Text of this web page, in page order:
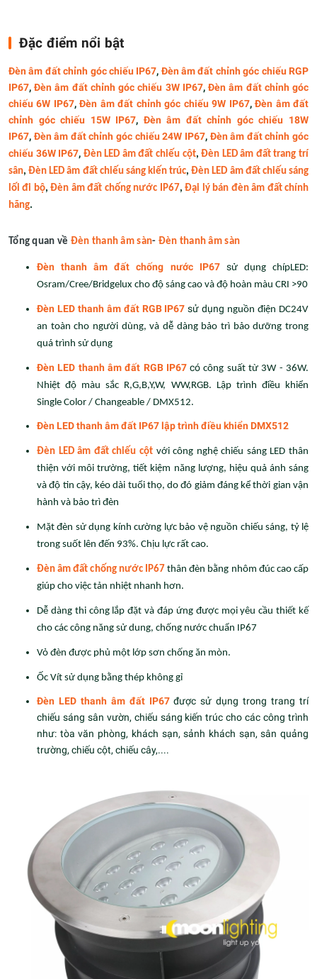
Đặc điểm nổi bật
Đèn âm đất chỉnh góc chiếu IP67, Đèn âm đất chỉnh góc chiếu RGP
IP67,Đèn âm đất chỉnh góc chiếu 3W IP67,Đèn âm đất chỉnh góc
chiếu 6W IP67,Đèn âm đất chỉnh góc chiếu 9W IP67,Đèn âm đất
chỉnh góc chiếu 15W IP67, Đèn âm đất chỉnh góc chiếu 18W
IP67, Đèn âm đất chỉnh góc chiếu 24W IP67, Đèn âm đất chỉnh góc
chiếu 36W IP67, Đèn LED âm đất chiếu cột,Đèn LED âm đất trang trí
sân,Đèn LED âm đất chiếu sáng kiến trúc,Đèn LED âm đất chiếu sáng
lối đi bộ,Đèn âm đất chống nước IP67,Đại lý bán đèn âm đất chính
hãng.
Tổng quan về Đèn thanh âm sàn- Đèn thanh âm sàn
Đèn thanh âm đất chống nước IP67 sử dụng chípLED:
Osram/Cree/Bridgelux cho độ sáng cao và độ hoàn màu CRI >90
Đèn LED thanh âm đất RGB IP67 sử dụng nguồn điện DC24V
an toàn cho người dùng, và dễ dàng bảo trì bảo dưỡng trong
quá trình sử dụng
Đèn LED thanh âm đất RGB IP67cócông suất từ 3W - 36W.
Nhiệt độ màu sắc R,G,B,Y,W, WW,RGB. Lập trình điều khiển
Single Color / Changeable / DMX512.
Đèn LED thanh âm đất IP67 lập trình điều khiển DMX512
Đèn LED âm đất chiếu cộtvới công nghệ chiếu sáng LED thân
thiện với môi trường, tiết kiệm năng lượng, hiệu quả ánh sáng
và độ tin cậy, kéo dài tuổi thọ, do đó giảm đáng kể thời gian vận
hành và bảo trì đèn
Mặt đèn sử dụng kính cường lực bảo vệ nguồn chiếu sáng, tỷ lệ
trong suốt lên đến 93%. Chịu lực rất cao.
Đèn âm đất chống nước IP67 thân đèn bằng nhôm đúc cao cấp
giúp cho việc tản nhiệt nhanh hơn.
Dễ dàng thi công lắp đặt và đáp ứng được mọi yêu cầu thiết kế
cho các công năng sử dung, chống nước chuẩn IP67
Vỏ đèn được phủ một lớp sơn chống ăn mòn.
Ốc Vít sử dụng bằng thép không gỉ
Đèn LED thanh âm đất IP67được sử dụng trong trang trí
chiếu sáng sân vườn, chiếu sáng kiến trúc cho các công trình
như: tòa văn phòng, khách sạn, sảnh khách sạn, sân quảng
trường, chiếu cột, chiếu cây,....